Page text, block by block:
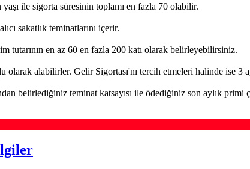
yaşı ile sigorta süresinin toplamı en fazla 70 olabilir.
sakatlık teminatlarını içerir.
tutarının en az 60 en fazla 200 katı olarak belirleyebilirsiniz.
olarak alabilirler. Gelir Sigortası'nı tercih etmeleri halinde ise 3
belirlediğiniz teminat katsayısı ile ödediğiniz son aylık primi